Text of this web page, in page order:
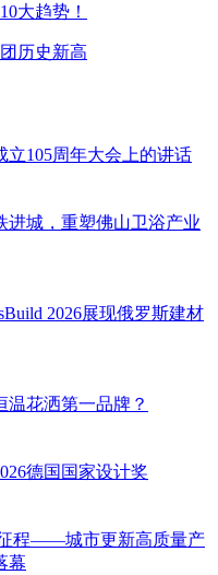
大趋势！
历史新高
立105周年大会上的讲话
进城，重塑佛山卫浴产业
2026展现俄罗斯建材
花洒第一品牌？
德国国家设计奖
程——城市更新高质量产
幕